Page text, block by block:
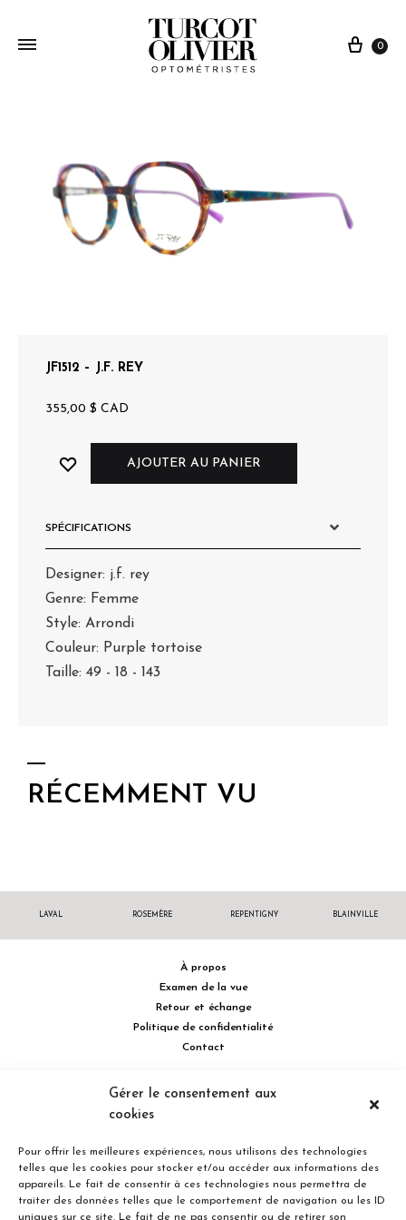
Gérer le consentement aux
cookies
Pour offrir les meilleures expériences, nous utilisons des technologies
telles que les cookies pour stocker et/ou accéder aux informations des
appareils. Le fait de consentir à ces technologies nous permettra de
traiter des données telles que le comportement de navigation ou les ID
uniques sur ce site. Le fait de ne pas consentir ou de retirer son
0
JF1512 – J.F. REY
355,00 $ CAD
AJOUTER AU PANIER
SPÉCIFICATIONS
Designer: j.f. rey
Genre: Femme
Style: Arrondi
Couleur: Purple tortoise
Taille: 49 - 18 - 143
RÉCEMMENT VU
LAVAL ROSEMÈRE REPENTIGNY BLAINVILLE
À propos
Examen de la vue
Retour et échange
Politique de confidentialité
Contact
514 732.0222
Concorde Est, Laval, Québec H7G 2E4 Canada